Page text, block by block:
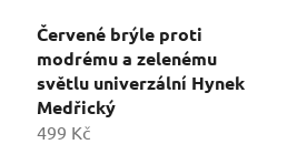
Červené brýle proti
modrému a zelenému
světlu univerzální Hynek
Medřický
499 Kč